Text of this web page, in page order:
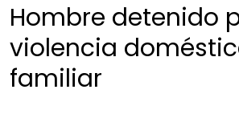
Hombre detenido
violencia
familiar